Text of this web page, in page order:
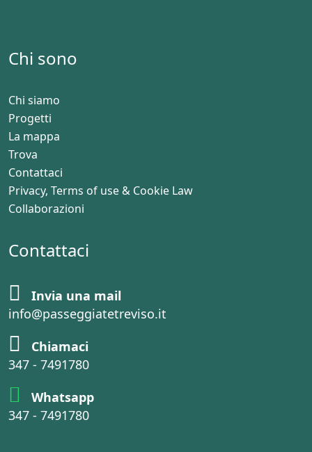
Chi sono
Chi siamo
Progetti
La mappa
Trova
Contattaci
Privacy, Terms of use & Cookie Law
Collaborazioni
Contattaci
Invia una mail
info@passeggiatetreviso.it
Chiamaci
347 - 7491780
Whatsapp
347 - 7491780